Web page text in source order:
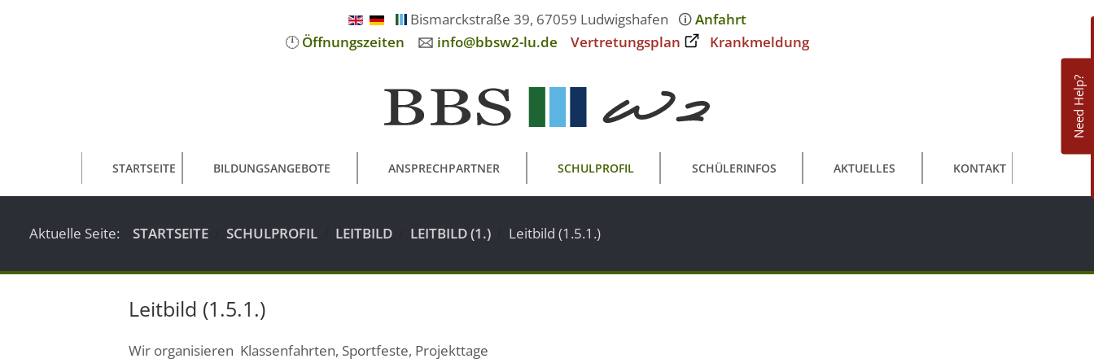
Bismarckstraße 39, 67059 Ludwigshafen 🛈Anfahrt
🕛Öffnungszeiten 🖂 info@bbsw2-lu.de Vertretungsplan Krankmeldung
Need Help?
STARTSEITE BILDUNGSANGEBOTE ANSPRECHPARTNER SCHULPROFIL SCHÜLERINFOS AKTUELLES KONTAKT
Aktuelle Seite: STARTSEITE SCHULPROFIL LEITBILD LEITBILD (1.) Leitbild (1.5.1.)
Leitbild (1.5.1.)
Wir organisieren Klassenfahrten, Sportfeste, Projekttage